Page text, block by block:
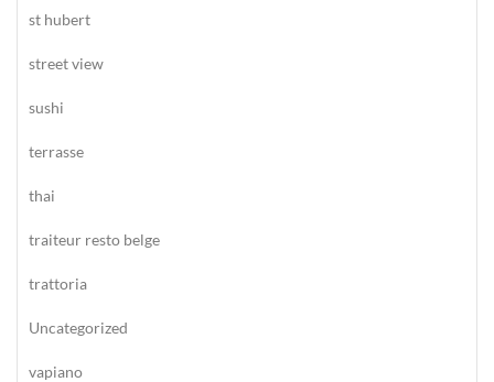
st hubert
street view
sushi
terrasse
thai
traiteur resto belge
trattoria
Uncategorized
vapiano